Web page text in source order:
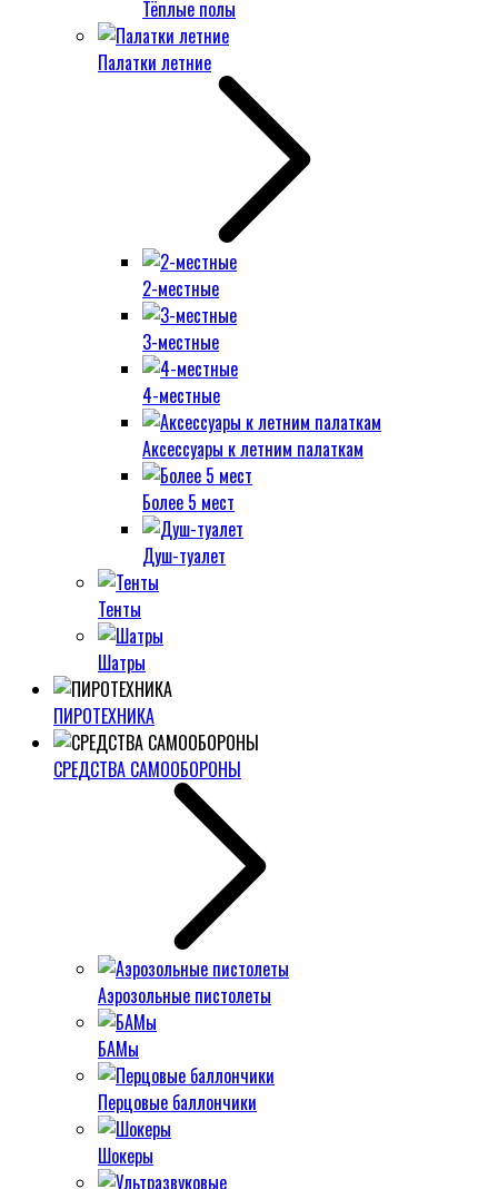
Тёплые полы
Палатки летние
2-местные
3-местные
4-местные
Аксессуары к летним палаткам
Более 5 мест
Душ-туалет
Тенты
Шатры
ПИРОТЕХНИКА
СРЕДСТВА САМООБОРОНЫ
Аэрозольные пистолеты
БАМы
Перцовые баллончики
Шокеры